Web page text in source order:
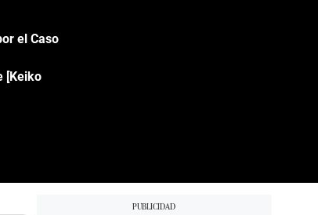
el Caso
[Keiko